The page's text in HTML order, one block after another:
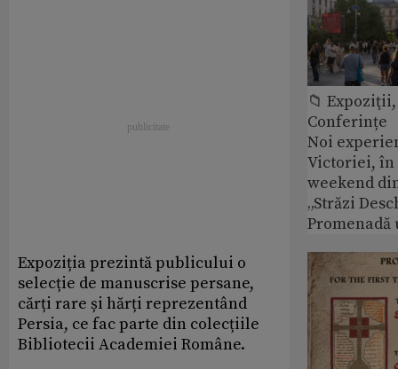
Expoziția prezintă publicului o
selecție de manuscrise persane,
cărți rare și hărți reprezentând
Persia, ce fac parte din colecțiile
Bibliotecii Academiei Române.
📁
Conferințe
Noi
Victoriei,
weekend
„Străzi
Promenadă